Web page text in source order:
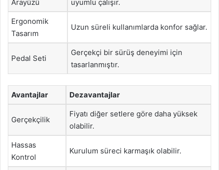
Arayüzü
uyumlu çalışır.
Ergonomik
Tasarım
Uzun süreli kullanımlarda konfor sağlar.
Pedal Seti
Gerçekçi bir sürüş deneyimi için
tasarlanmıştır.
Avantajlar Dezavantajlar
Gerçekçilik
Fiyatı diğer setlere göre daha yüksek
olabilir.
Hassas
Kontrol
Kurulum süreci karmaşık olabilir.